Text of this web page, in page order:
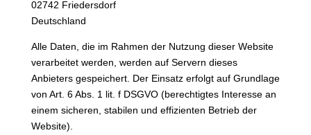
02742 Friedersdorf
Deutschland
Alle Daten, die im Rahmen der Nutzung dieser Website
verarbeitet werden, werden auf Servern dieses
Anbieters gespeichert. Der Einsatz erfolgt auf Grundlage
von Art. 6 Abs. 1 lit. f DSGVO (berechtigtes Interesse an
einem sicheren, stabilen und effizienten Betrieb der
Website).